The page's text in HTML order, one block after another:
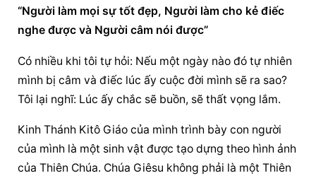
“Người làm mọi sự tốt đẹp, Người làm cho kẻ điếc
nghe được và Người câm nói được”
Có nhiều khi tôi tự hỏi: Nếu một ngày nào đó tự nhiên
mình bị câm và điếc lúc ấy cuộc đời mình sẽ ra sao?
Tôi lại nghĩ: Lúc ấy chắc sẽ buồn, sẽ thất vọng lắm.
Kinh Thánh Kitô Giáo của mình trình bày con người
của mình là một sinh vật được tạo dựng theo hình ảnh
của Thiên Chúa. Chúa Giêsu không phải là một Thiên